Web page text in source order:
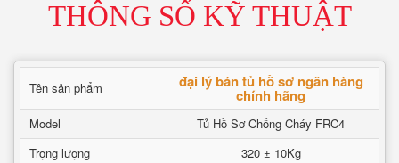
THÔNG SỐ KỸ THUẬT
Tên sản phẩm đại lý bán tủ hồ sơ ngân hàng
chính hãng
Model
Tủ Hồ Sơ Chống Cháy FRC4
Trọng lượng
320 ± 10Kg